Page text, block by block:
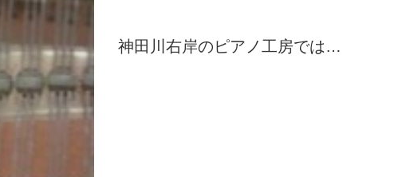
神田川右岸のピアノ工房では…